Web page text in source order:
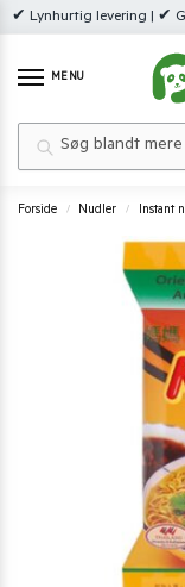
✔ Lynhurtig levering | ✔
MENU
Forside / Nudler / Instant